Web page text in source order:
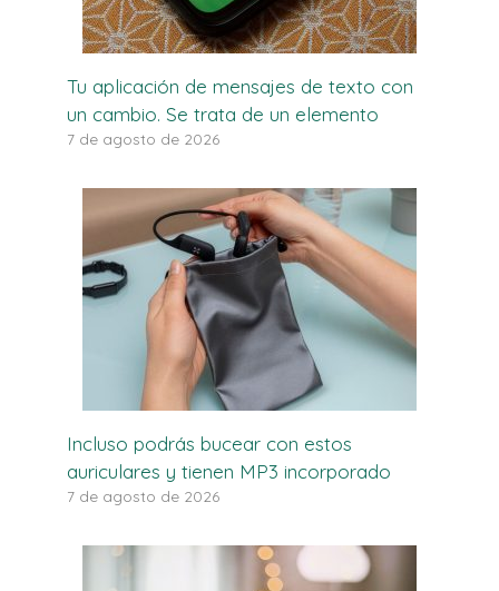
Tu aplicación de mensajes de texto con
un cambio. Se trata de un elemento
7 de agosto de 2026
Incluso podrás bucear con estos
auriculares y tienen MP3 incorporado
7 de agosto de 2026